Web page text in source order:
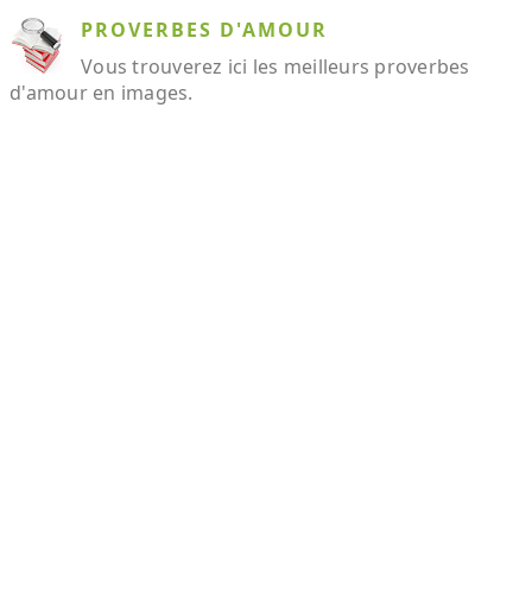
PROVERBES D'AMOUR
Vous trouverez ici les meilleurs proverbes
d'amour en images.